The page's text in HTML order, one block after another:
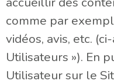
comme par
vidéos, avis, etc.
Utilisateurs »). En
Utilisateur sur le